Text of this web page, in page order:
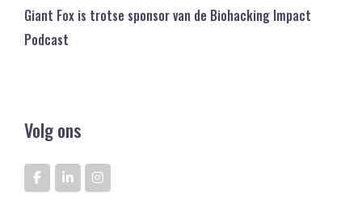
Giant Fox is trotse sponsor van de Biohacking Impact
Podcast
Volg ons